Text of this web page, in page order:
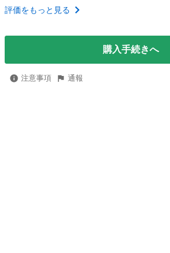
評価をもっと見る
購入手続きへ
注意事項 通報